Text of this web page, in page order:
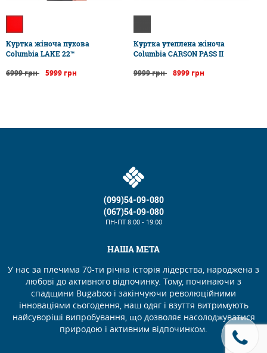
Куртка жіноча пухова
Columbia LAKE 22™
6999 грн 5999 грн
Куртка утеплена жіноча
Columbia CARSON PASS II
9999 грн 8999 грн
(099)54-09-080
(067)54-09-080
ПН-ПТ8:00 - 19:00
НАША МЕТА
У нас за плечима 70-ти річна історія лідерства, народжена з
любові до активного відпочинку. Тому, починаючи з
спадщини Bugaboo і закінчуючи революційними
інноваціями сьогодення, наш одяг і взуття витримують
найсуворіші випробування, що дозволяє насолоджуватися
природою і активним відпочинком.